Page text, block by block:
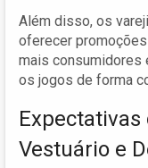
Além disso, os
oferecer
mais consumidores
os jogos de forma
Expectativas
Vestuário e